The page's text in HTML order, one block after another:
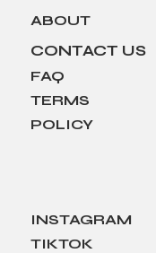
ABOUT
CONTACT US
FAQ
TERMS
POLICY
INSTAGRAM
TIKTOK